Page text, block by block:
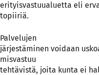
eri­tyis­vas­tuu­aluet­ta eli
to­pii­riä.
Pal­ve­lu­jen
jär­jes­tä­mi­nen voi­daan
mis­vas­tuu
teh­tä­vis­tä, joi­ta kun­ta ei